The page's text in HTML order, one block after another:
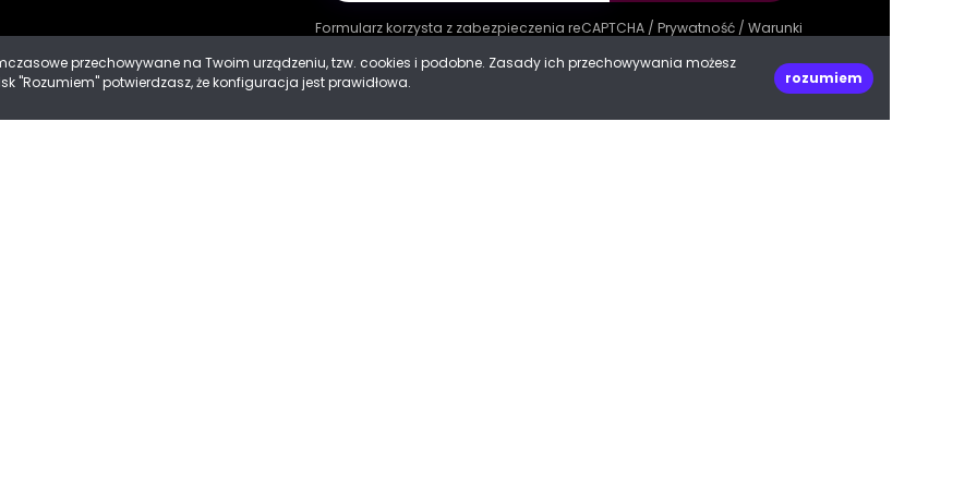
Formularz korzysta z zabezpieczenia reCAPTCHA / Prywatność / Warunki
decoPLANET Polska
ul. Kasprowicza 47
przechowywane na Twoim urządzeniu, tzw. cookies i podobne. Zasady ich przechowywania możesz
"Rozumiem" potwierdzasz, że konfiguracja jest prawidłowa.
rozumiem